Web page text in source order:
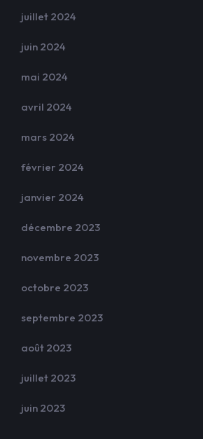
juillet 2024
juin 2024
mai 2024
avril 2024
mars 2024
février 2024
janvier 2024
décembre 2023
novembre 2023
octobre 2023
septembre 2023
août 2023
juillet 2023
juin 2023